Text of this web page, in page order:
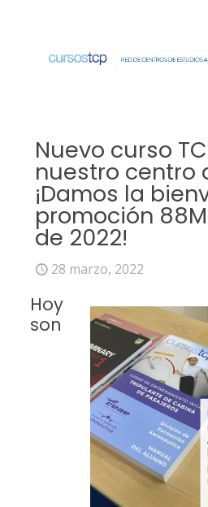
Nuevo curso
nuestro centro
¡Damos la
promoción
de 2022!
28 marzo, 2022
Hoy
son